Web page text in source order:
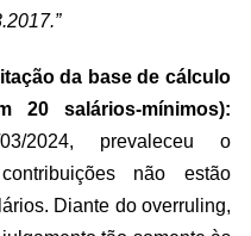
da base de cálculo
20 salários-mínimos):
2024, prevaleceu o
não estão
Diante do overruling,